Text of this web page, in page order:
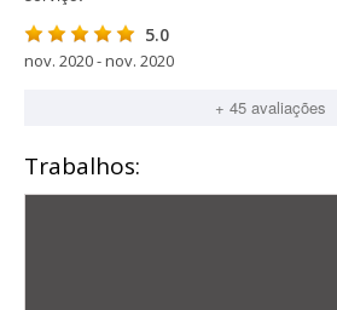
5.0
nov. 2020 - nov. 2020
+ 45 avaliações
Trabalhos: